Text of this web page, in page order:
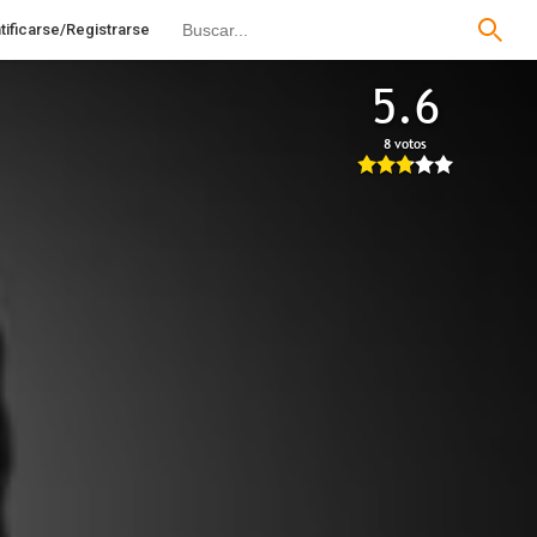
Registrarse
5.6
8 votos